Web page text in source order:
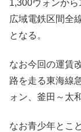
1,300ウォンか
広域電鉄区間全
となる。
なお今回の運賃
路を走る東海線
ォン、釜田～太
なお青少年とこ